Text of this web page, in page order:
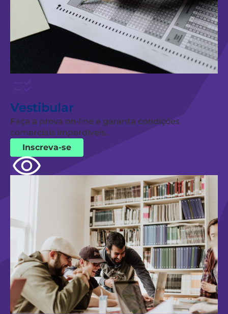
Vestibular
Faça a prova on-line e garanta condições
comerciais imperdíveis.
Inscreva-se